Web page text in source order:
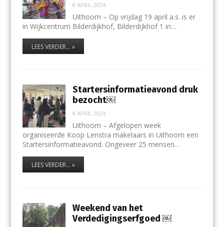
8 APRIL 2024
Uithoorn – Op vrijdag 19 april a.s. is er
in Wijkcentrum Bilderdijkhof, Bilderdijkhof 1 in…
LEES VERDER... »
Startersinformatieavond druk
bezocht￼
8 APRIL 2024
Uithoorn – Afgelopen week
organiseerde Koop Lenstra makelaars in Uithoorn een
Startersinformatieavond. Ongeveer 25 mensen…
LEES VERDER... »
Weekend van het
Verdedigingserfgoed ￼